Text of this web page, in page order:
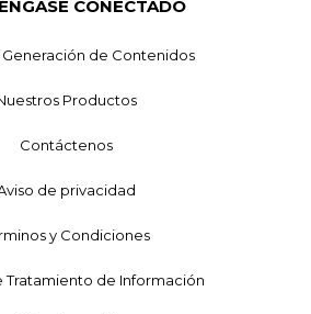
CONECTADO
Generación de Contenidos
Productos
Contáctenos
de privacidad
y Condiciones
Tratamiento de Información